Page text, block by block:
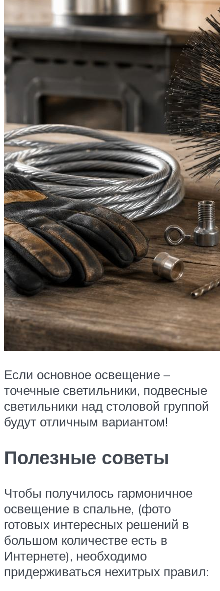
Если основное освещение –
точечные светильники, подвесные
светильники над столовой группой
будут отличным вариантом!
Полезные советы
Чтобы получилось гармоничное
освещение в спальне, (фото
готовых интересных решений в
большом количестве есть в
Интернете), необходимо
придерживаться нехитрых правил: